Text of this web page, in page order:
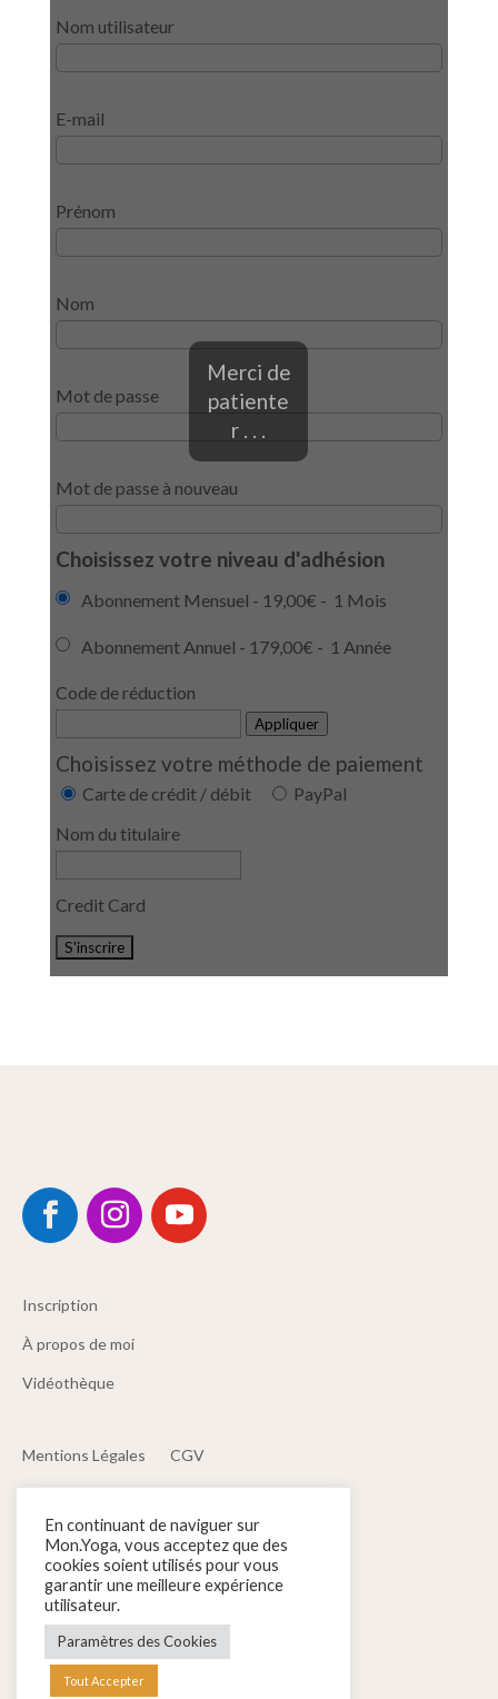
Nom utilisateur
E-mail
Prénom
Nom
Mot de passe
Mot de passe à nouveau
Choisissez votre niveau d'adhésion
Abonnement Mensuel - 19,00€ - 1 Mois
Abonnement Annuel - 179,00€ - 1 Année
Code de réduction
Appliquer
Choisissez votre méthode de paiement
Carte de crédit / débit
PayPal
Nom du titulaire
Credit Card
Merci de
patiente
r . . .
Inscription
À propos de moi
Vidéothèque
Mentions Légales CGV
Politique de confidentialité Contact
Yoga Hatha Yoga Nidra
Yoga Restauratif
En continuant de naviguer sur
Mon.Yoga, vous acceptez que des
cookies soient utilisés pour vous
garantir une meilleure expérience
utilisateur.
Paramètres des Cookies
Tout Accepter